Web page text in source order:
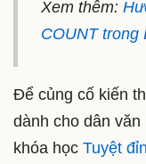
Xem thêm:
COUNT trong
Để củng cố kiến
dành cho dân
khóa học Tuyệt